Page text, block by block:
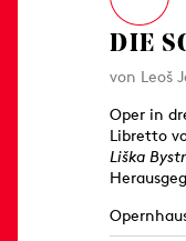
DIE
von Leoš
Oper in
Libretto
Liška